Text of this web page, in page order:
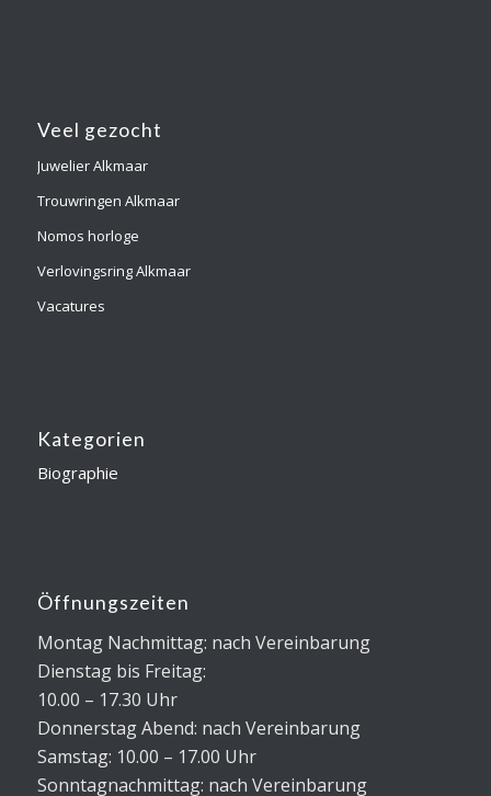
Veel gezocht
Juwelier Alkmaar
Trouwringen Alkmaar
Nomos horloge
Verlovingsring Alkmaar
Vacatures
Kategorien
Biographie
Öffnungszeiten
Montag Nachmittag: nach Vereinbarung
Dienstag bis Freitag:
10.00 – 17.30 Uhr
Donnerstag Abend: nach Vereinbarung
Samstag: 10.00 – 17.00 Uhr
Sonntagnachmittag: nach Vereinbarung